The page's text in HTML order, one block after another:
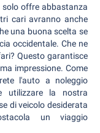
offre abbastanza
cari avranno anche
una buona scelta se
occidentale. Che ne
Questo garantisce
impressione. Come
l'auto a noleggio
utilizzare la nostra
di veicolo desiderata
un viaggio